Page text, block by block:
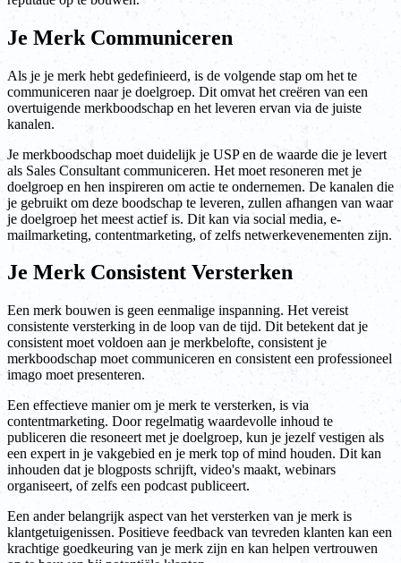
Je Merk Communiceren
Als je je merk hebt gedefinieerd, is de volgende stap om het te
communiceren naar je doelgroep. Dit omvat het creëren van een
overtuigende merkboodschap en het leveren ervan via de juiste
kanalen.
Je merkboodschap moet duidelijk je USP en de waarde die je levert
als Sales Consultant communiceren. Het moet resoneren met je
doelgroep en hen inspireren om actie te ondernemen. De kanalen die
je gebruikt om deze boodschap te leveren, zullen afhangen van waar
je doelgroep het meest actief is. Dit kan via social media, e-
mailmarketing, contentmarketing, of zelfs netwerkevenementen zijn.
Je Merk Consistent Versterken
Een merk bouwen is geen eenmalige inspanning. Het vereist
consistente versterking in de loop van de tijd. Dit betekent dat je
consistent moet voldoen aan je merkbelofte, consistent je
merkboodschap moet communiceren en consistent een professioneel
imago moet presenteren.
Een effectieve manier om je merk te versterken, is via
contentmarketing. Door regelmatig waardevolle inhoud te
publiceren die resoneert met je doelgroep, kun je jezelf vestigen als
een expert in je vakgebied en je merk top of mind houden. Dit kan
inhouden dat je blogposts schrijft, video's maakt, webinars
organiseert, of zelfs een podcast publiceert.
Een ander belangrijk aspect van het versterken van je merk is
klantgetuigenissen. Positieve feedback van tevreden klanten kan een
krachtige goedkeuring van je merk zijn en kan helpen vertrouwen